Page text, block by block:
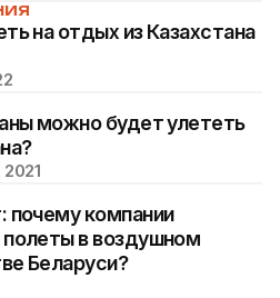
на отдых из Казахстана
можно будет улететь
почему компании
полеты в воздушном
Беларуси?